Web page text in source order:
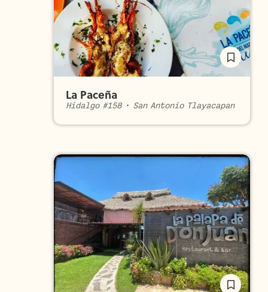
La Paceña
Hidalgo #158• San Antonio Tlayacapan